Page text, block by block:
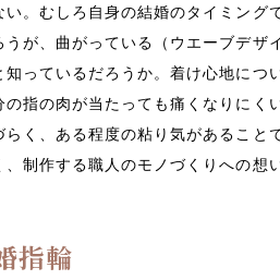
。むしろ自身の結婚のタイミン
が、曲がっている（ウエーブデ
っているだろうか。着け心地に
指の肉が当たっても痛くなりに
く、ある程度の粘り気があるこ
制作する職人のモノづくりへの想
指輪